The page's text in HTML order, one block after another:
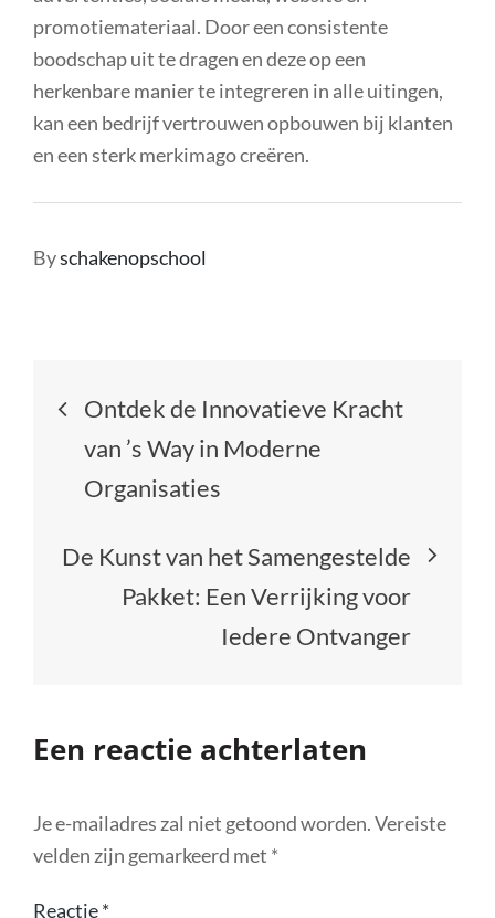
promotiemateriaal. Door een consistente
boodschap uit te dragen en deze op een
herkenbare manier te integreren in alle uitingen,
kan een bedrijf vertrouwen opbouwen bij klanten
en een sterk merkimago creëren.
Byschakenopschool
Berichtnavigatie
Ontdek de Innovatieve Kracht
van ’s Way in Moderne
Organisaties
De Kunst van het Samengestelde
Pakket: Een Verrijking voor
Iedere Ontvanger
Een reactie achterlaten
Je e-mailadres zal niet getoond worden.Vereiste
velden zijn gemarkeerd met *
Reactie*